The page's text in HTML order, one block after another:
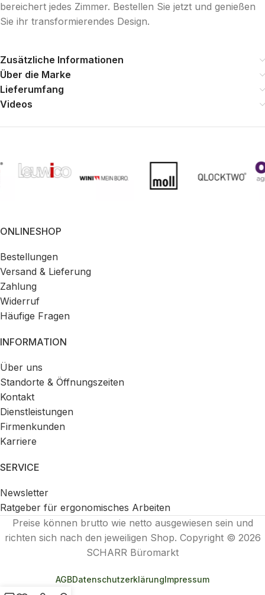
bereichert jedes Zimmer. Bestellen Sie jetzt und genießen
Sie ihr transformierendes Design.
Zusätzliche Informationen
Über die Marke
Lieferumfang
Videos
ONLINESHOP
Bestellungen
Versand & Lieferung
Zahlung
Widerruf
Häufige Fragen
INFORMATION
Über uns
Standorte & Öffnungszeiten
Kontakt
Dienstleistungen
Firmenkunden
Karriere
SERVICE
Newsletter
Ratgeber für ergonomisches Arbeiten
Preise können brutto wie netto ausgewiesen sein und
richten sich nach den jeweiligen Shop. Copyright © 2026
SCHARR Büromarkt
AGBDatenschutzerklärungImpressum